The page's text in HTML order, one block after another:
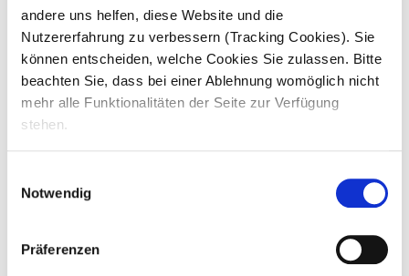
andere uns helfen, diese Website und die
Nutzererfahrung zu verbessern (Tracking Cookies). Sie
können entscheiden, welche Cookies Sie zulassen. Bitte
beachten Sie, dass bei einer Ablehnung womöglich nicht
mehr alle Funktionalitäten der Seite zur Verfügung
stehen.
Notwendig
Präferenzen
Frühstmögliches Eintrittsdatum
TT
JJJJ
Deine Unterlagen (Lebenslauf, Zeugnisse)